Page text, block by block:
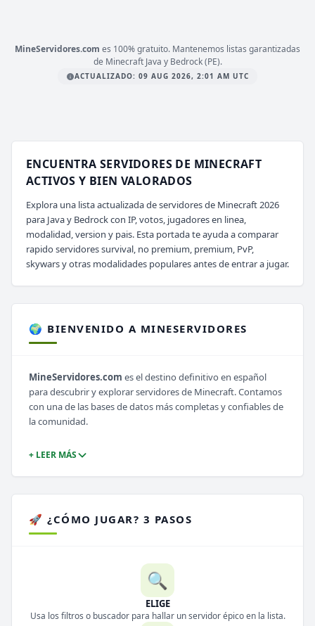
MineServidores.com es 100% gratuito. Mantenemos listas garantizadas
de Minecraft Java y Bedrock (PE).
ACTUALIZADO: 09 AUG 2026, 2:01 AM UTC
ENCUENTRA SERVIDORES DE MINECRAFT
ACTIVOS Y BIEN VALORADOS
Explora una lista actualizada de servidores de Minecraft 2026
para Java y Bedrock con IP, votos, jugadores en linea,
modalidad, version y pais. Esta portada te ayuda a comparar
rapido servidores survival, no premium, premium, PvP,
skywars y otras modalidades populares antes de entrar a jugar.
🌍 BIENVENIDO A MINESERVIDORES
MineServidores.com es el destino definitivo en español
para descubrir y explorar servidores de Minecraft. Contamos
con una de las bases de datos más completas y confiables de
la comunidad.
+ LEER MÁS
🚀 ¿CÓMO JUGAR? 3 PASOS
🔍
ELIGE
Usa los filtros o buscador para hallar un servidor épico en la lista.